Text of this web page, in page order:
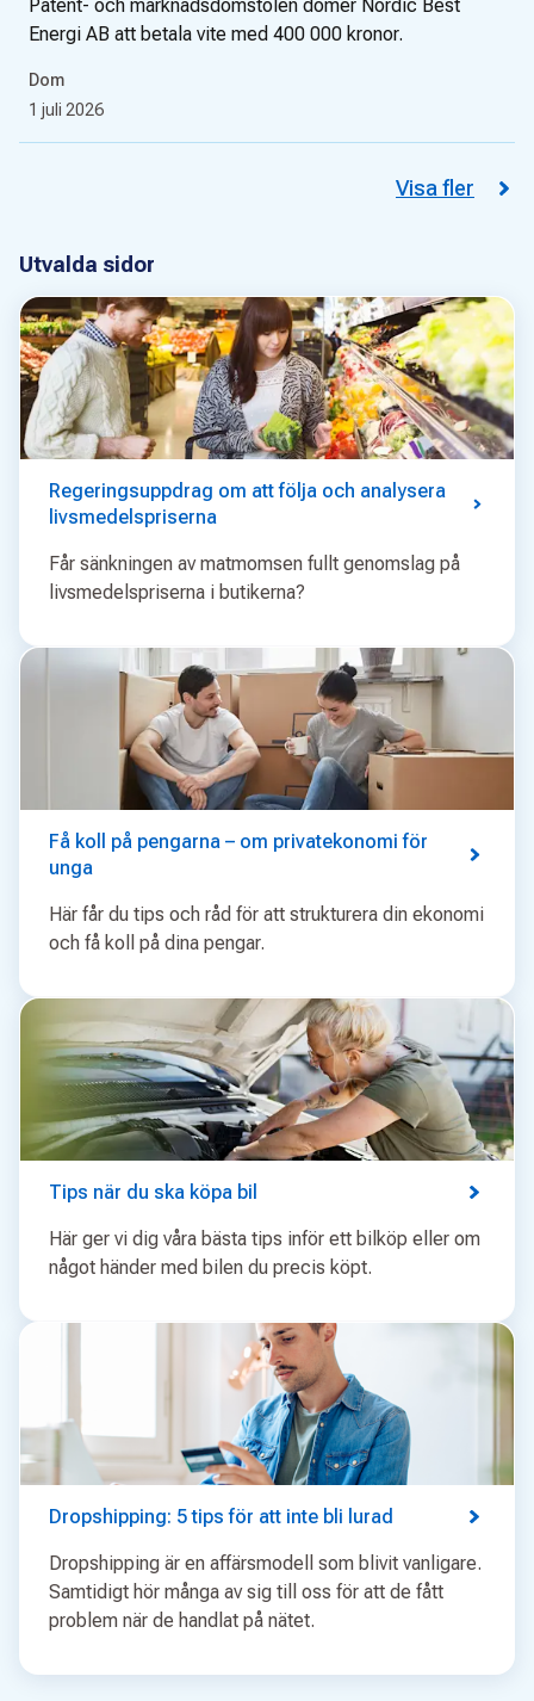
Patent- och marknadsdomstolen dömer Nordic Best
Energi AB att betala vite med 400 000 kronor.
Dom
1 juli 2026
Visa fler
Utvalda sidor
Regeringsuppdrag om att följa och analysera
livsmedelspriserna
Får sänkningen av matmomsen fullt genomslag på
livsmedelspriserna i butikerna?
Få koll på pengarna – om privatekonomi för
unga
Här får du tips och råd för att strukturera din ekonomi
och få koll på dina pengar.
Tips när du ska köpa bil
Här ger vi dig våra bästa tips inför ett bilköp eller om
något händer med bilen du precis köpt.
Dropshipping: 5 tips för att inte bli lurad
Dropshipping är en affärsmodell som blivit vanligare.
Samtidigt hör många av sig till oss för att de fått
problem när de handlat på nätet.